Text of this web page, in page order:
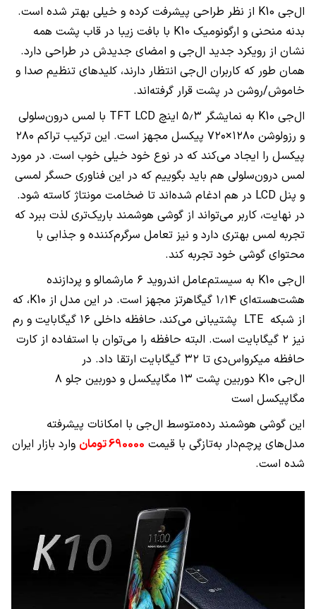
ال‌جی K10 از نظر طراحی پیشرفت کرده و خیلی بهتر شده است.
بدنه منحنی و ارگونومیک K10 با بافت زیبا در قاب پشت همه
نشان از رویکرد جدید ال‌جی و امضای جدیدش در طراحی دارد.
همان طور که کاربران ال‌جی انتظار دارند، کلیدهای تنظیم صدا و
خاموش/روشن در پشت قرار گرفته‌اند.
ال‌جی K10 به نمایشگر ۵٫۳ اینچ TFT LCD با لمس درون‌سلولی
و رزولوشن ۱۲۸۰×۷۲۰ پیکسل مجهز است. این ترکیب تراکم ۲۸۰
پیکسل را ایجاد می‌کند که در نوع خود خیلی خوب است. در مورد
لمس درون‌سلولی هم باید بگوییم که در این فناوری حسگر لمسی
و پنل LCD در هم ادغام شده‌اند تا ضخامت مونتاژ کاسته شود.
در نهایت، کاربر می‌تواند از گوشی هوشمند باریک‌تری لذت ببرد که
تجربه لمس بهتری دارد و نیز تعامل سرگرم‌کننده و جذابی با
محتوای گوشی خود تجربه کند.
ال‌جی K10
به سیستم‌عامل اندروید ۶ مارشمالو و پردازنده‌
هشت‌هسته‌ای ۱٫۱۴ گیگاهرتز مجهز است. در این مدل از
،K10 که
از شبکه LTE
پشتیبانی می‌کند، حافظه داخلی ۱۶ گیگابایت و رم
نیز ۲ گیگابایت است. البته حافظه را می‌توان با استفاده از کارت
حافظه میکرواس‌دی تا ۳۲ گیگابایت ارتقا داد. در
ال‌جی K10
دوربین پشت ۱۳ مگاپیکسل و دوربین جلو ۸
مگاپیکسل است
این گوشی هوشمند رده‌متوسط ال‌جی با امکانات پیشرفته
مدل‌های پرچم‌دار به‌تازگی با قیمت 690000تومان وارد بازار ایران
شده است.